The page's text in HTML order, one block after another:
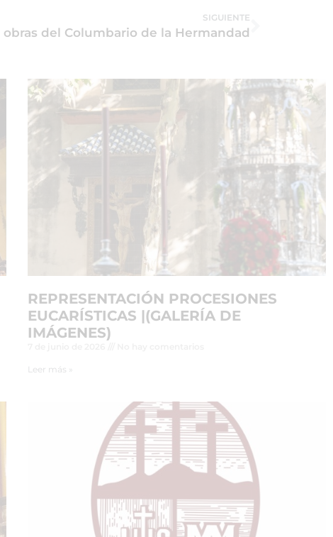
SIGUIENTE
obras del Columbario de la Hermandad
REPRESENTACIÓN PROCESIONES
EUCARÍSTICAS |(GALERÍA DE
IMÁGENES)
Leer más »